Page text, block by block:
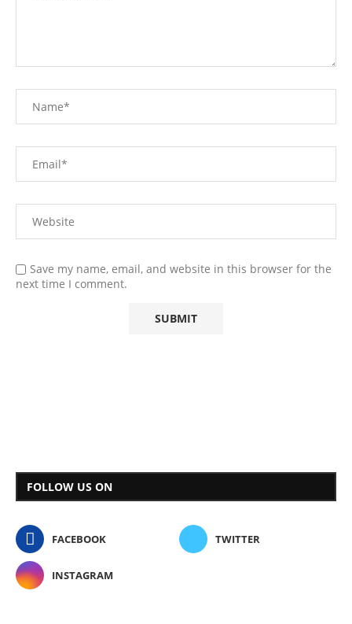
Save my name, email, and website in this browser for the
next time I comment.
FOLLOW US ON
FACEBOOK TWITTER
INSTAGRAM